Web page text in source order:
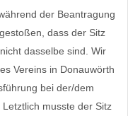
der Beantragung
dass der Sitz
dasselbe sind. Wir
Vereins in Donauwörth
bei der/dem
musste der Sitz